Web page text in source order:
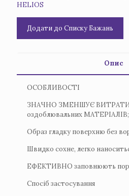
HELIOS
Додати до Списку Бажань
Опис
ОСОБЛИВОСТІ
ЗНАЧНО ЗМЕНШУЄ ВИТРАТИ
оздоблювальних МАТЕРІАЛІВ;
Образ гладку поверхню без
Швидко сохне, легко
ЕФЕКТИВНО заповнюють
Спосіб застосування